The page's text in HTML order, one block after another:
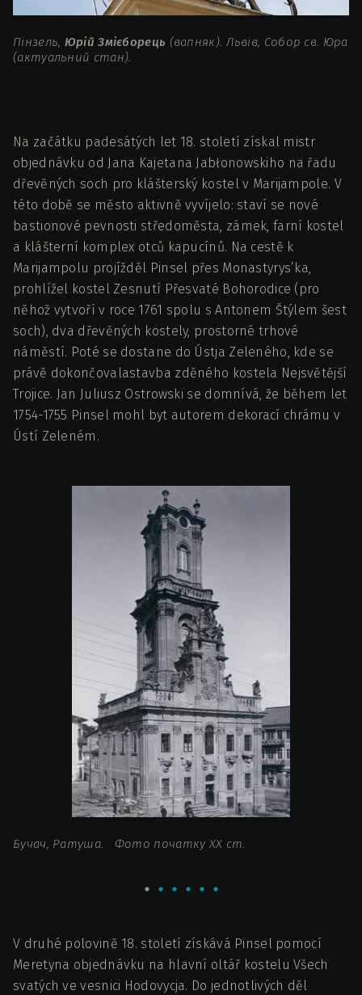
Пінзель, Юрій Змієборець (вапняк). Львів, Собор св. Юра
(актуальний стан).
Na začátku padesátých let 18. století získal mistr
objednávku od Jana Kajetana Jabłonowskiho na řadu
dřevěných soch pro klášterský kostel v Marijampole. V
této době se město aktivně vyvíjelo: staví se nové
bastionové pevnosti středoměsta, zámek, farní kostel
a klášterní komplex otců kapucínů. Na cestě k
Marijampolu projížděl Pinsel přes Monastyrys’ka,
prohlížel kostel Zesnutí Přesvaté Bohorodice (pro
něhož vytvoří v roce 1761 spolu s Antonem Štýlem šest
soch), dva dřevěných kostely, prostorné trhové
náměstí. Poté se dostane do Ústja Zeleného, kde se
právě dokončovalastavba zděného kostela Nejsvětější
Trojice. Jan Juliusz Ostrowski se domnívá, že během let
1754-1755 Pinsel mohl byt autorem dekorací chrámu v
Ústí Zeleném.
Бучач, Ратуша. Фото початку ХХ ст.
V druhé polovině 18. století získává Pinsel pomocí
Meretyna objednávku na hlavní oltář kostelu Všech
svatých ve vesnici Hodovycja. Do jednotlivých děl